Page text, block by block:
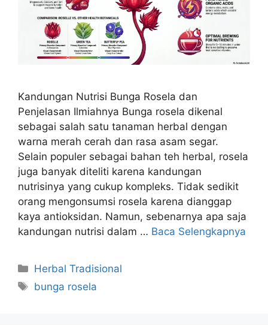
Kandungan Nutrisi Bunga Rosela dan
Penjelasan Ilmiahnya Bunga rosela dikenal
sebagai salah satu tanaman herbal dengan
warna merah cerah dan rasa asam segar.
Selain populer sebagai bahan teh herbal, rosela
juga banyak diteliti karena kandungan
nutrisinya yang cukup kompleks. Tidak sedikit
orang mengonsumsi rosela karena dianggap
kaya antioksidan. Namun, sebenarnya apa saja
kandungan nutrisi dalam … Baca Selengkapnya
Kategori
Herbal Tradisional
Tag
bunga rosela